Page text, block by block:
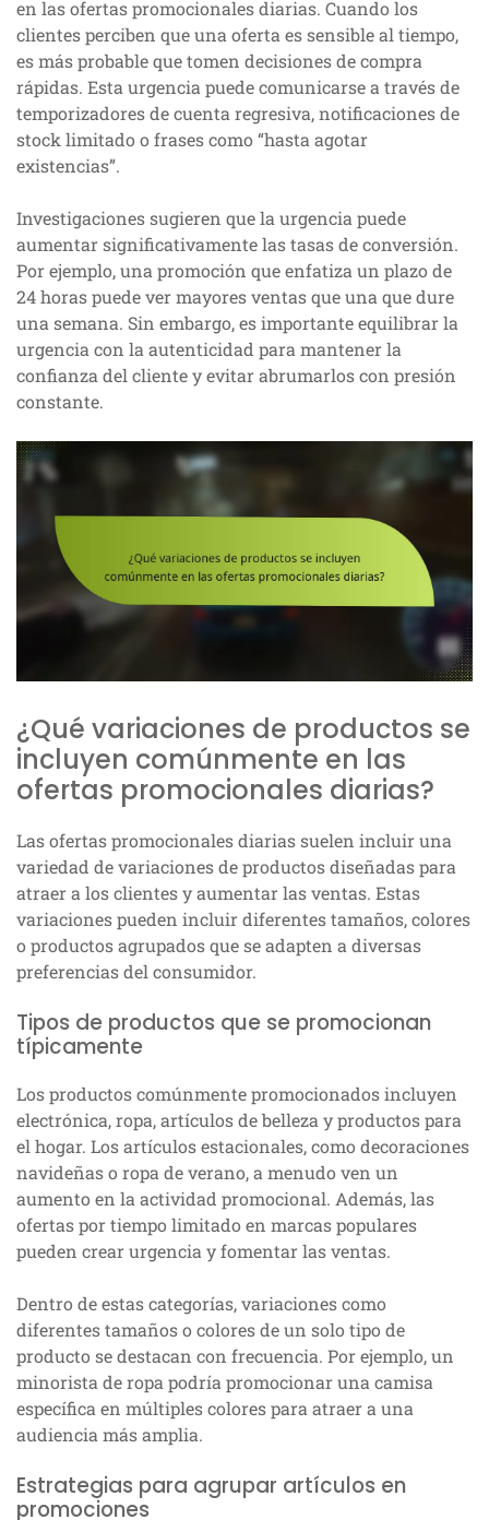
en las ofertas promocionales diarias. Cuando los
clientes perciben que una oferta es sensible al tiempo,
es más probable que tomen decisiones de compra
rápidas. Esta urgencia puede comunicarse a través de
temporizadores de cuenta regresiva, notificaciones de
stock limitado o frases como “hasta agotar
existencias”.
Investigaciones sugieren que la urgencia puede
aumentar significativamente las tasas de conversión.
Por ejemplo, una promoción que enfatiza un plazo de
24 horas puede ver mayores ventas que una que dure
una semana. Sin embargo, es importante equilibrar la
urgencia con la autenticidad para mantener la
confianza del cliente y evitar abrumarlos con presión
constante.
¿Qué variaciones de productos se
incluyen comúnmente en las
ofertas promocionales diarias?
Las ofertas promocionales diarias suelen incluir una
variedad de variaciones de productos diseñadas para
atraer a los clientes y aumentar las ventas. Estas
variaciones pueden incluir diferentes tamaños, colores
o productos agrupados que se adapten a diversas
preferencias del consumidor.
Tipos de productos que se promocionan
típicamente
Los productos comúnmente promocionados incluyen
electrónica, ropa, artículos de belleza y productos para
el hogar. Los artículos estacionales, como decoraciones
navideñas o ropa de verano, a menudo ven un
aumento en la actividad promocional. Además, las
ofertas por tiempo limitado en marcas populares
pueden crear urgencia y fomentar las ventas.
Dentro de estas categorías, variaciones como
diferentes tamaños o colores de un solo tipo de
producto se destacan con frecuencia. Por ejemplo, un
minorista de ropa podría promocionar una camisa
específica en múltiples colores para atraer a una
audiencia más amplia.
Estrategias para agrupar artículos en
promociones